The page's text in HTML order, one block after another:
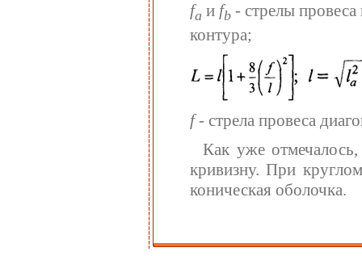
faи fb- стрелы
контура;
f- стрела провеса
Как уже
кривизну. При
коническая оболочка.